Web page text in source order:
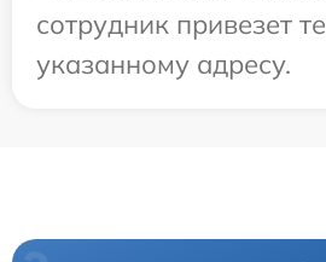
сотрудник привезет
указанному адресу.